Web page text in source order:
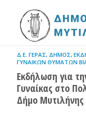
Δ.Ε. ΓΈΡΑΣ, ΔΉΜΟΣ,
ΓΥΝΑΙΚΏΝ ΘΥΜΆΤΩΝ
Εκδήλωση για
Γυναίκας στο
Δήμο Μυτιλήνης